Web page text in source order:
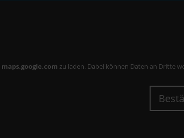
maps.google.com zu laden. Dabei können Daten an Dritte